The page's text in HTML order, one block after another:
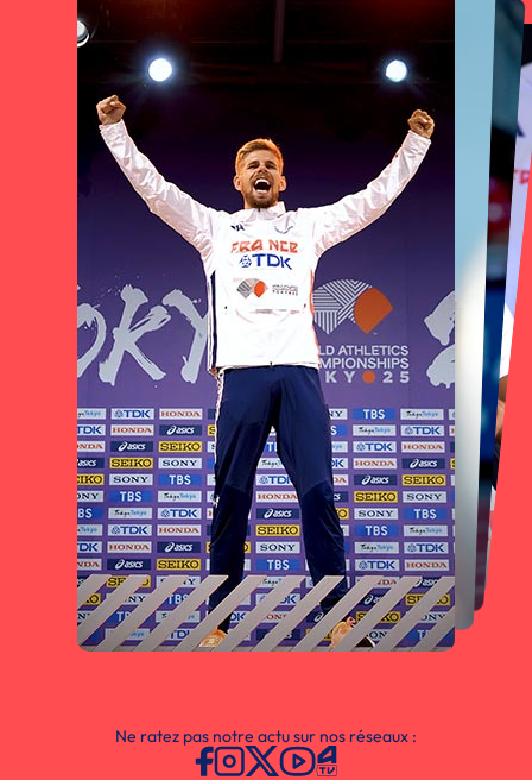
Ne ratez pas notre actu sur nos réseaux :